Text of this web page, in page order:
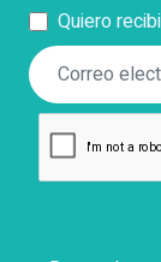
Quiero